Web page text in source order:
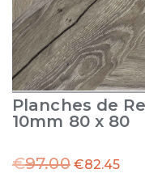
Planches de
10mm 80 x 80
€97.00 €82.45